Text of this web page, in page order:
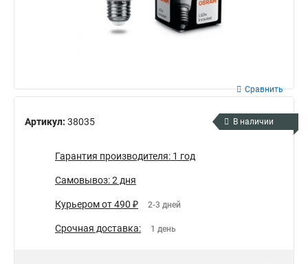
Артикул: 38035
Сравнить
В наличии
Гарантия производителя: 1 год
Самовывоз: 2 дня
Курьером от 490 ₽ 2-3 дней
Срочная доставка: 1 день